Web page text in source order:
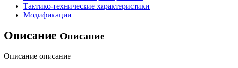
Тактико-технические характеристики
Модификации
Описание Описание
Описание описание